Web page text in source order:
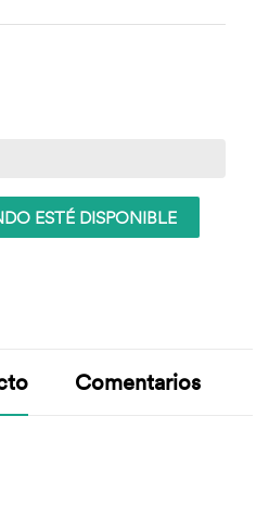
ESTÉ DISPONIBLE
Comentarios